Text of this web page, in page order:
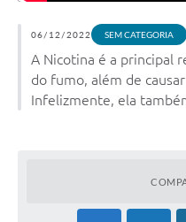
06/12/2022 SEM CATEGORIA
A Nicotina é a principal
do fumo, além de
Infelizmente, ela